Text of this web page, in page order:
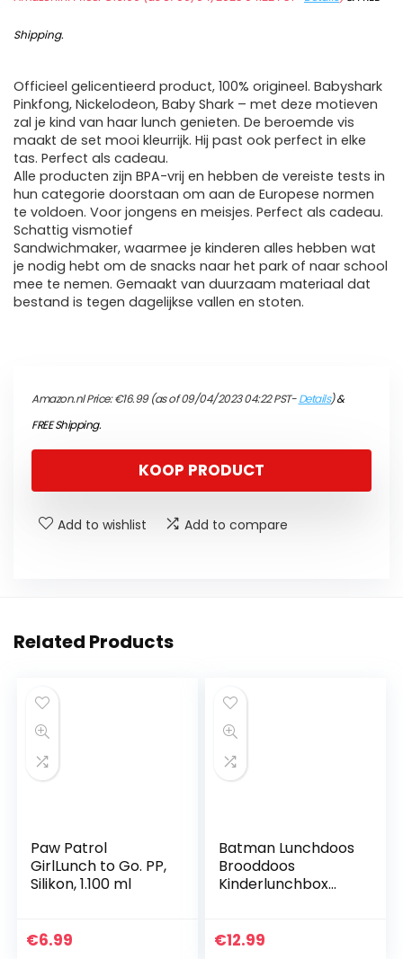
Shipping.
Officieel gelicentieerd product, 100% origineel. Babyshark
Pinkfong, Nickelodeon, Baby Shark – met deze motieven
zal je kind van haar lunch genieten. De beroemde vis
maakt de set mooi kleurrijk. Hij past ook perfect in elke
tas. Perfect als cadeau.
Alle producten zijn BPA-vrij en hebben de vereiste tests in
hun categorie doorstaan om aan de Europese normen
te voldoen. Voor jongens en meisjes. Perfect als cadeau.
Schattig vismotief
Sandwichmaker, waarmee je kinderen alles hebben wat
je nodig hebt om de snacks naar het park of naar school
mee te nemen. Gemaakt van duurzaam materiaal dat
bestand is tegen dagelijkse vallen en stoten.
Amazon.nl Price:€16.99(as of 09/04/2023 04:22 PST-Details)&
FREE Shipping.
KOOP PRODUCT
Add to wishlist Add to compare
Related Products
Paw Patrol
GirlLunch to Go. PP,
Silikon, 1.100 ml
€6.99
Batman Lunchdoos
Brooddoos
Kinderlunchbox
compartimenten +
€12.99